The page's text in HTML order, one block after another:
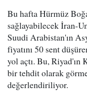
Bu hafta Hürmüz
sağlayabilecek İran-
Suudi Arabistan'ın
fiyatını 50 sent
yol açtı. Bu, Riyad'ın
bir tehdit olarak
değerlendiriliyor.